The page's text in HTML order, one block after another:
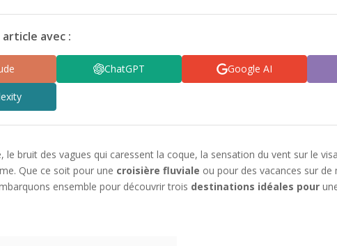
avec :
ChatGPT Google AI
le bruit des vagues qui caressent la coque, la sensation du vent sur le
Que ce soit pour une croisière fluviale ou pour des vacances sur
ensemble pour découvrir trois destinations idéales pour